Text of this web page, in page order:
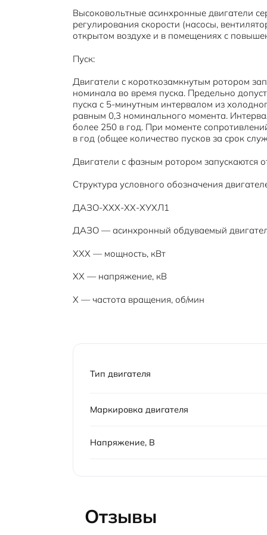
Высоковольтные асинхронные двигатели
регулирования скорости (насосы,
открытом воздухе и в помещениях с
Пуск:
Двигатели с короткозамкнутым ротором
номинала во время пуска. Предельно
пуска с 5-минутным интервалом из
равным 0,3 номинального момента.
более 250 в год. При моменте
в год (общее количество пусков за срок
Двигатели с фазным ротором запускаются
Структура условного обозначения
ДАЗО-ХХХ-ХХ-ХУХЛ1
ДАЗО — асинхронный обдуваемый
XXX — мощность, кВт
XX — напряжение, кВ
Х — частота вращения, об/мин
Тип двигателя
Маркировка двигателя
Напряжение, В
Отзывы